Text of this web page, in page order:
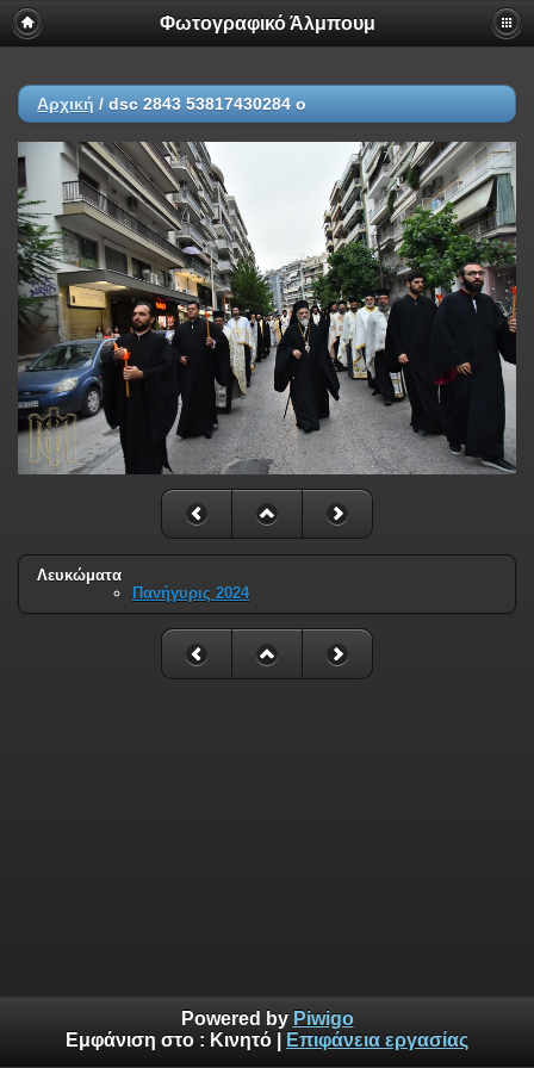
Φωτογραφικό Άλμπουμ
Αρχική / dsc 2843 53817430284 o
Λευκώματα
Πανήγυρις 2024
Powered by Piwigo
Εμφάνιση στο : Κινητό Επιφάνεια εργασίας